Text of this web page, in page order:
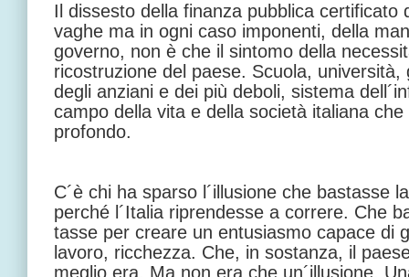
Il dissesto della finanza pubblica certificato
vaghe ma in ogni caso imponenti, della
governo, non è che il sintomo della
ricostruzione del paese. Scuola, università,
degli anziani e dei più deboli, sistema
campo della vita e della società italiana
profondo.
C´è chi ha sparso l´illusione che bastasse
perché l´Italia riprendesse a correre. Che
tasse per creare un entusiasmo capace di
lavoro, ricchezza. Che, in sostanza, il
meglio era. Ma non era che un´illusione.